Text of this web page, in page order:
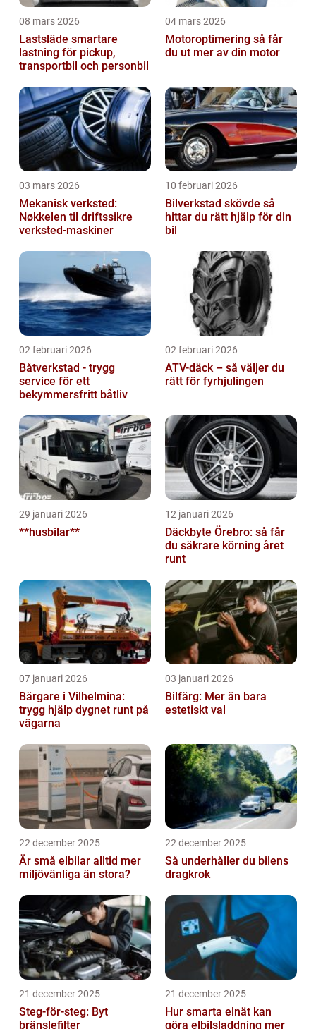
08 mars 2026
Lastsläde smartare
lastning för pickup,
transportbil och personbil
04 mars 2026
Motoroptimering så får
du ut mer av din motor
03 mars 2026
Mekanisk verksted:
Nøkkelen til driftssikre
verksted-maskiner
10 februari 2026
Bilverkstad skövde så
hittar du rätt hjälp för din
bil
02 februari 2026
Båtverkstad - trygg
service för ett
bekymmersfritt båtliv
02 februari 2026
ATV-däck – så väljer du
rätt för fyrhjulingen
29 januari 2026
**husbilar**
12 januari 2026
Däckbyte Örebro: så får
du säkrare körning året
runt
07 januari 2026
Bärgare i Vilhelmina:
trygg hjälp dygnet runt på
vägarna
03 januari 2026
Bilfärg: Mer än bara
estetiskt val
22 december 2025
Är små elbilar alltid mer
miljövänliga än stora?
22 december 2025
Så underhåller du bilens
dragkrok
21 december 2025
Steg-för-steg: Byt
bränslefilter
21 december 2025
Hur smarta elnät kan
göra elbilsladdning mer